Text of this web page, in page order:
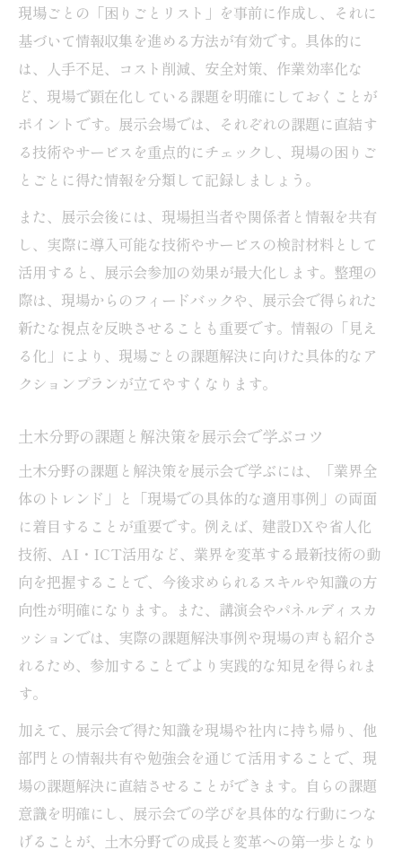
現場ごとの「困りごとリスト」を事前に作成し、それに
基づいて情報収集を進める方法が有効です。具体的に
は、人手不足、コスト削減、安全対策、作業効率化な
ど、現場で顕在化している課題を明確にしておくことが
ポイントです。展示会場では、それぞれの課題に直結す
る技術やサービスを重点的にチェックし、現場の困りご
とごとに得た情報を分類して記録しましょう。
また、展示会後には、現場担当者や関係者と情報を共有
し、実際に導入可能な技術やサービスの検討材料として
活用すると、展示会参加の効果が最大化します。整理の
際は、現場からのフィードバックや、展示会で得られた
新たな視点を反映させることも重要です。情報の「見え
る化」により、現場ごとの課題解決に向けた具体的なア
クションプランが立てやすくなります。
土木分野の課題と解決策を展示会で学ぶコツ
土木分野の課題と解決策を展示会で学ぶには、「業界全
体のトレンド」と「現場での具体的な適用事例」の両面
に着目することが重要です。例えば、建設DXや省人化
技術、AI・ICT活用など、業界を変革する最新技術の動
向を把握することで、今後求められるスキルや知識の方
向性が明確になります。また、講演会やパネルディスカ
ッションでは、実際の課題解決事例や現場の声も紹介さ
れるため、参加することでより実践的な知見を得られま
す。
加えて、展示会で得た知識を現場や社内に持ち帰り、他
部門との情報共有や勉強会を通じて活用することで、現
場の課題解決に直結させることができます。自らの課題
意識を明確にし、展示会での学びを具体的な行動につな
げることが、土木分野での成長と変革への第一歩となり